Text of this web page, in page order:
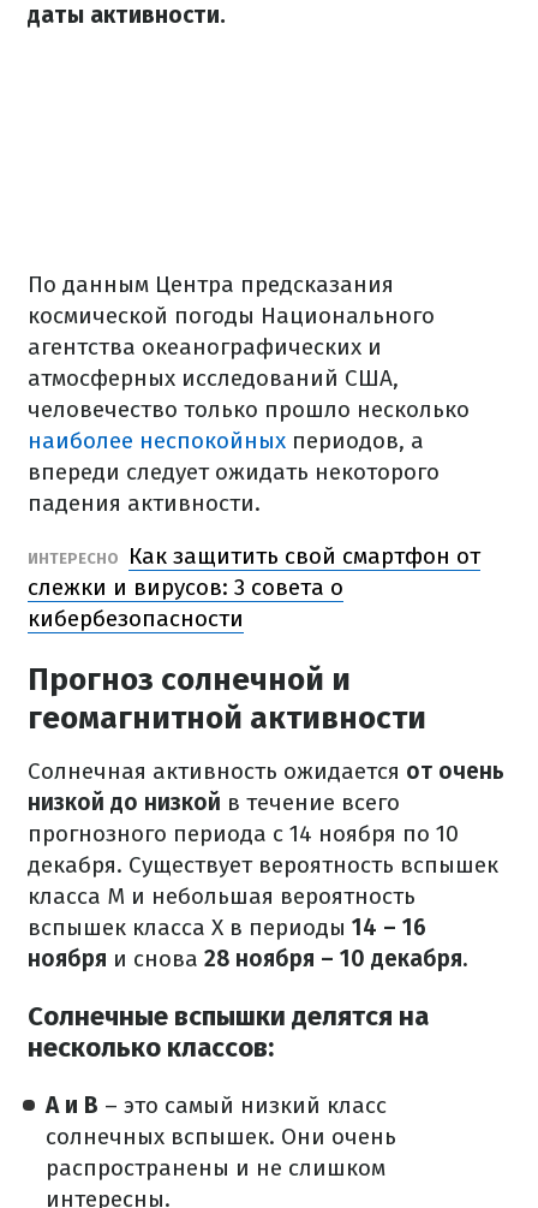
даты активности.
По данным Центра предсказания
космической погоды Национального
агентства океанографических и
атмосферных исследований США,
человечество только прошло несколько
наиболее неспокойных периодов, а
впереди следует ожидать некоторого
падения активности.
ИНТЕРЕСНО
Как защитить свой смартфон от
слежки и вирусов: 3 совета о
кибербезопасности
Прогноз солнечной и
геомагнитной активности
Солнечная активность ожидается от очень
низкой до низкой в течение всего
прогнозного периода с 14 ноября по 10
декабря. Существует вероятность вспышек
класса М и небольшая вероятность
вспышек класса X в периоды 14 – 16
ноября и снова 28 ноября – 10 декабря.
Солнечные вспышки делятся на
несколько классов:
A и B – это самый низкий класс
солнечных вспышек. Они очень
распространены и не слишком
интересны.